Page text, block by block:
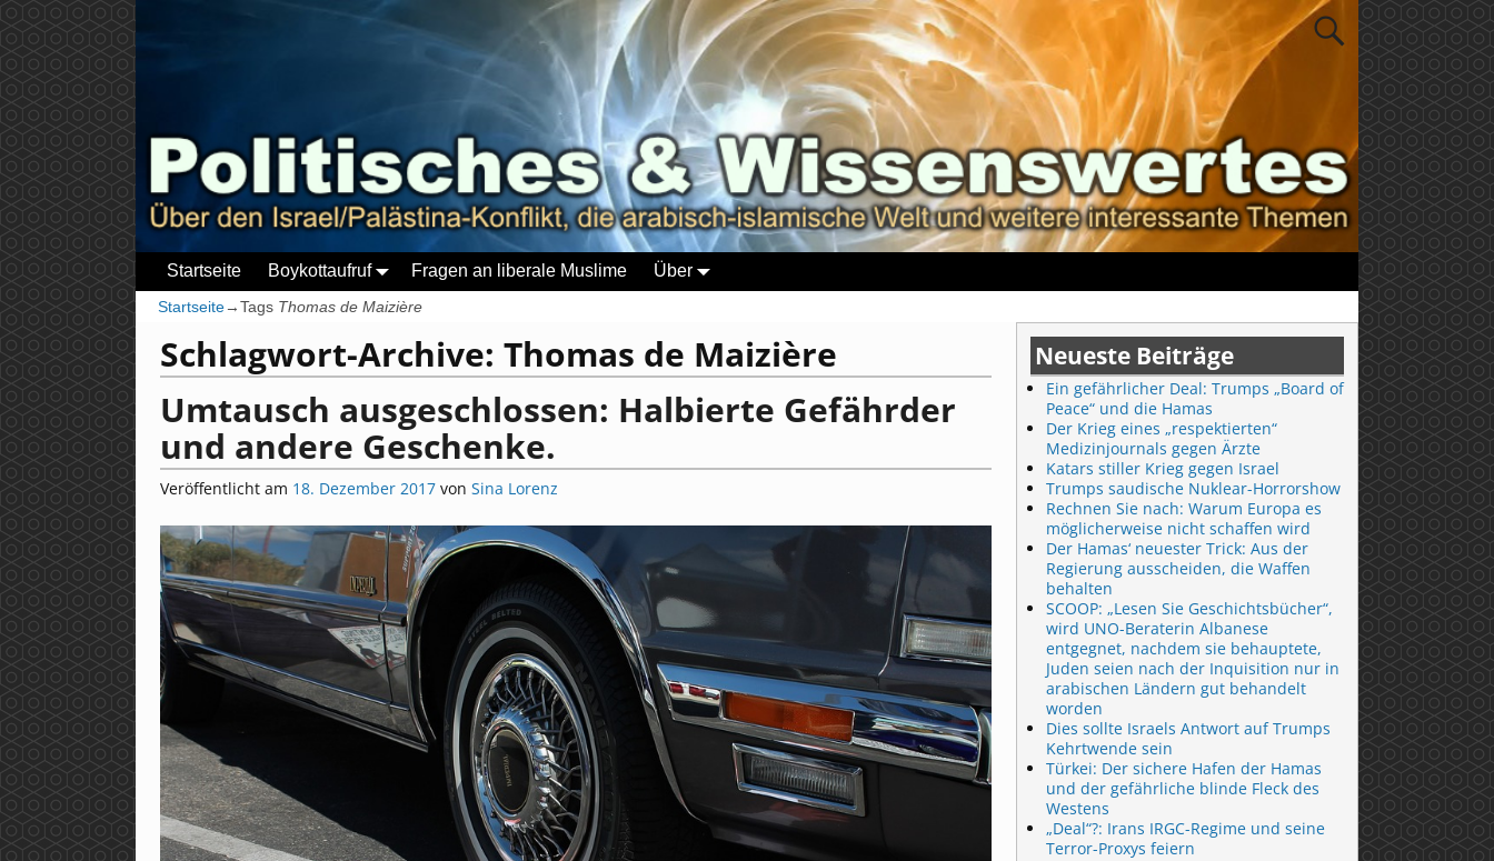
Startseite Boykottaufruf Fragen an liberale Muslime Über
Startseite→Tags Thomas de Maizière
Schlagwort-Archive: Thomas de Maizière
Umtausch ausgeschlossen: Halbierte Gefährder
und andere Geschenke.
Veröffentlicht am 18. Dezember 2017 von Sina Lorenz
Neueste Beiträge
Ein gefährlicher Deal: Trumps „Board of
Peace“ und die Hamas
Der Krieg eines „respektierten“
Medizinjournals gegen Ärzte
Katars stiller Krieg gegen Israel
Trumps saudische Nuklear-Horrorshow
Rechnen Sie nach: Warum Europa es
möglicherweise nicht schaffen wird
Der Hamas‘ neuester Trick: Aus der
Regierung ausscheiden, die Waffen
behalten
SCOOP: „Lesen Sie Geschichtsbücher“,
wird UNO-Beraterin Albanese
entgegnet, nachdem sie behauptete,
Juden seien nach der Inquisition nur in
arabischen Ländern gut behandelt
worden
Dies sollte Israels Antwort auf Trumps
Kehrtwende sein
Türkei: Der sichere Hafen der Hamas
und der gefährliche blinde Fleck des
Westens
„Deal“?: Irans IRGC-Regime und seine
Terror-Proxys feiern